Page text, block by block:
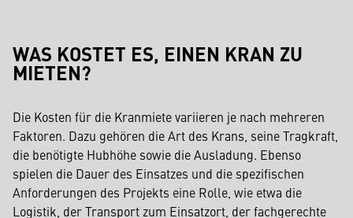
WAS KOSTET ES, EINEN KRAN ZU
MIETEN?
Die Kosten für die Kranmiete variieren je nach mehreren
Faktoren. Dazu gehören die Art des Krans, seine Tragkraft,
die benötigte Hubhöhe sowie die Ausladung. Ebenso
spielen die Dauer des Einsatzes und die spezifischen
Anforderungen des Projekts eine Rolle, wie etwa die
Logistik, der Transport zum Einsatzort, der fachgerechte